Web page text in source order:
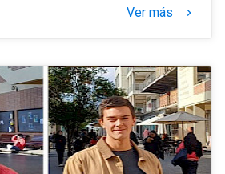
Ver más keyboard_arrow_right